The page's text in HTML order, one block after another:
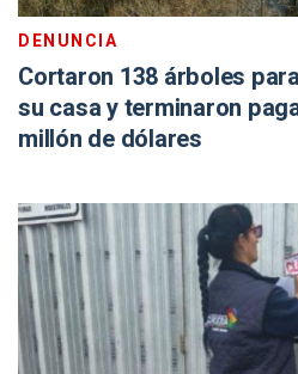
DENUNCIA
Cortaron 138 árboles
su casa y terminaron
millón de dólares